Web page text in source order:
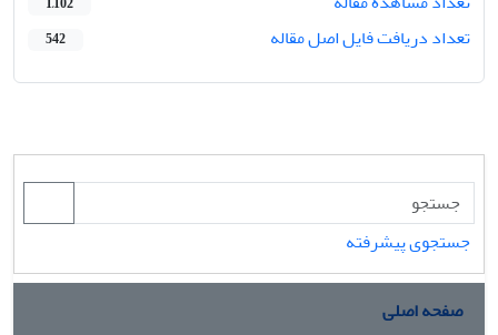
تعداد دریافت فایل اصل مقاله 542
جستجوی پیشرفته
صفحه اصلی